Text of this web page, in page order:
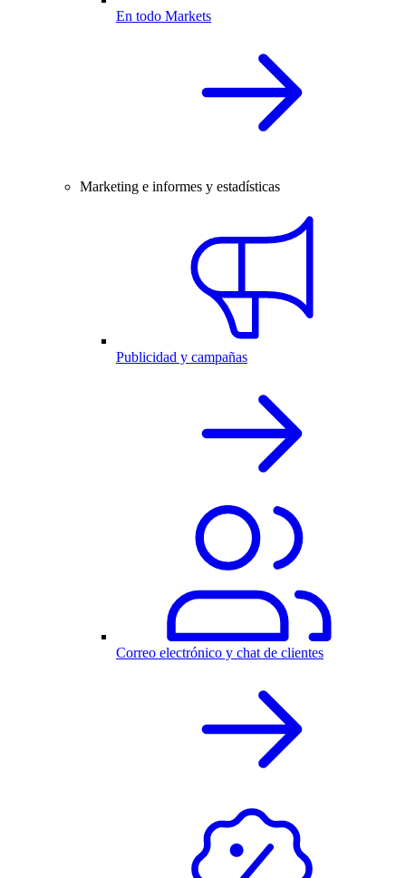
En todo Markets
Marketing e informes y estadísticas
Publicidad y campañas
Correo electrónico y chat de clientes